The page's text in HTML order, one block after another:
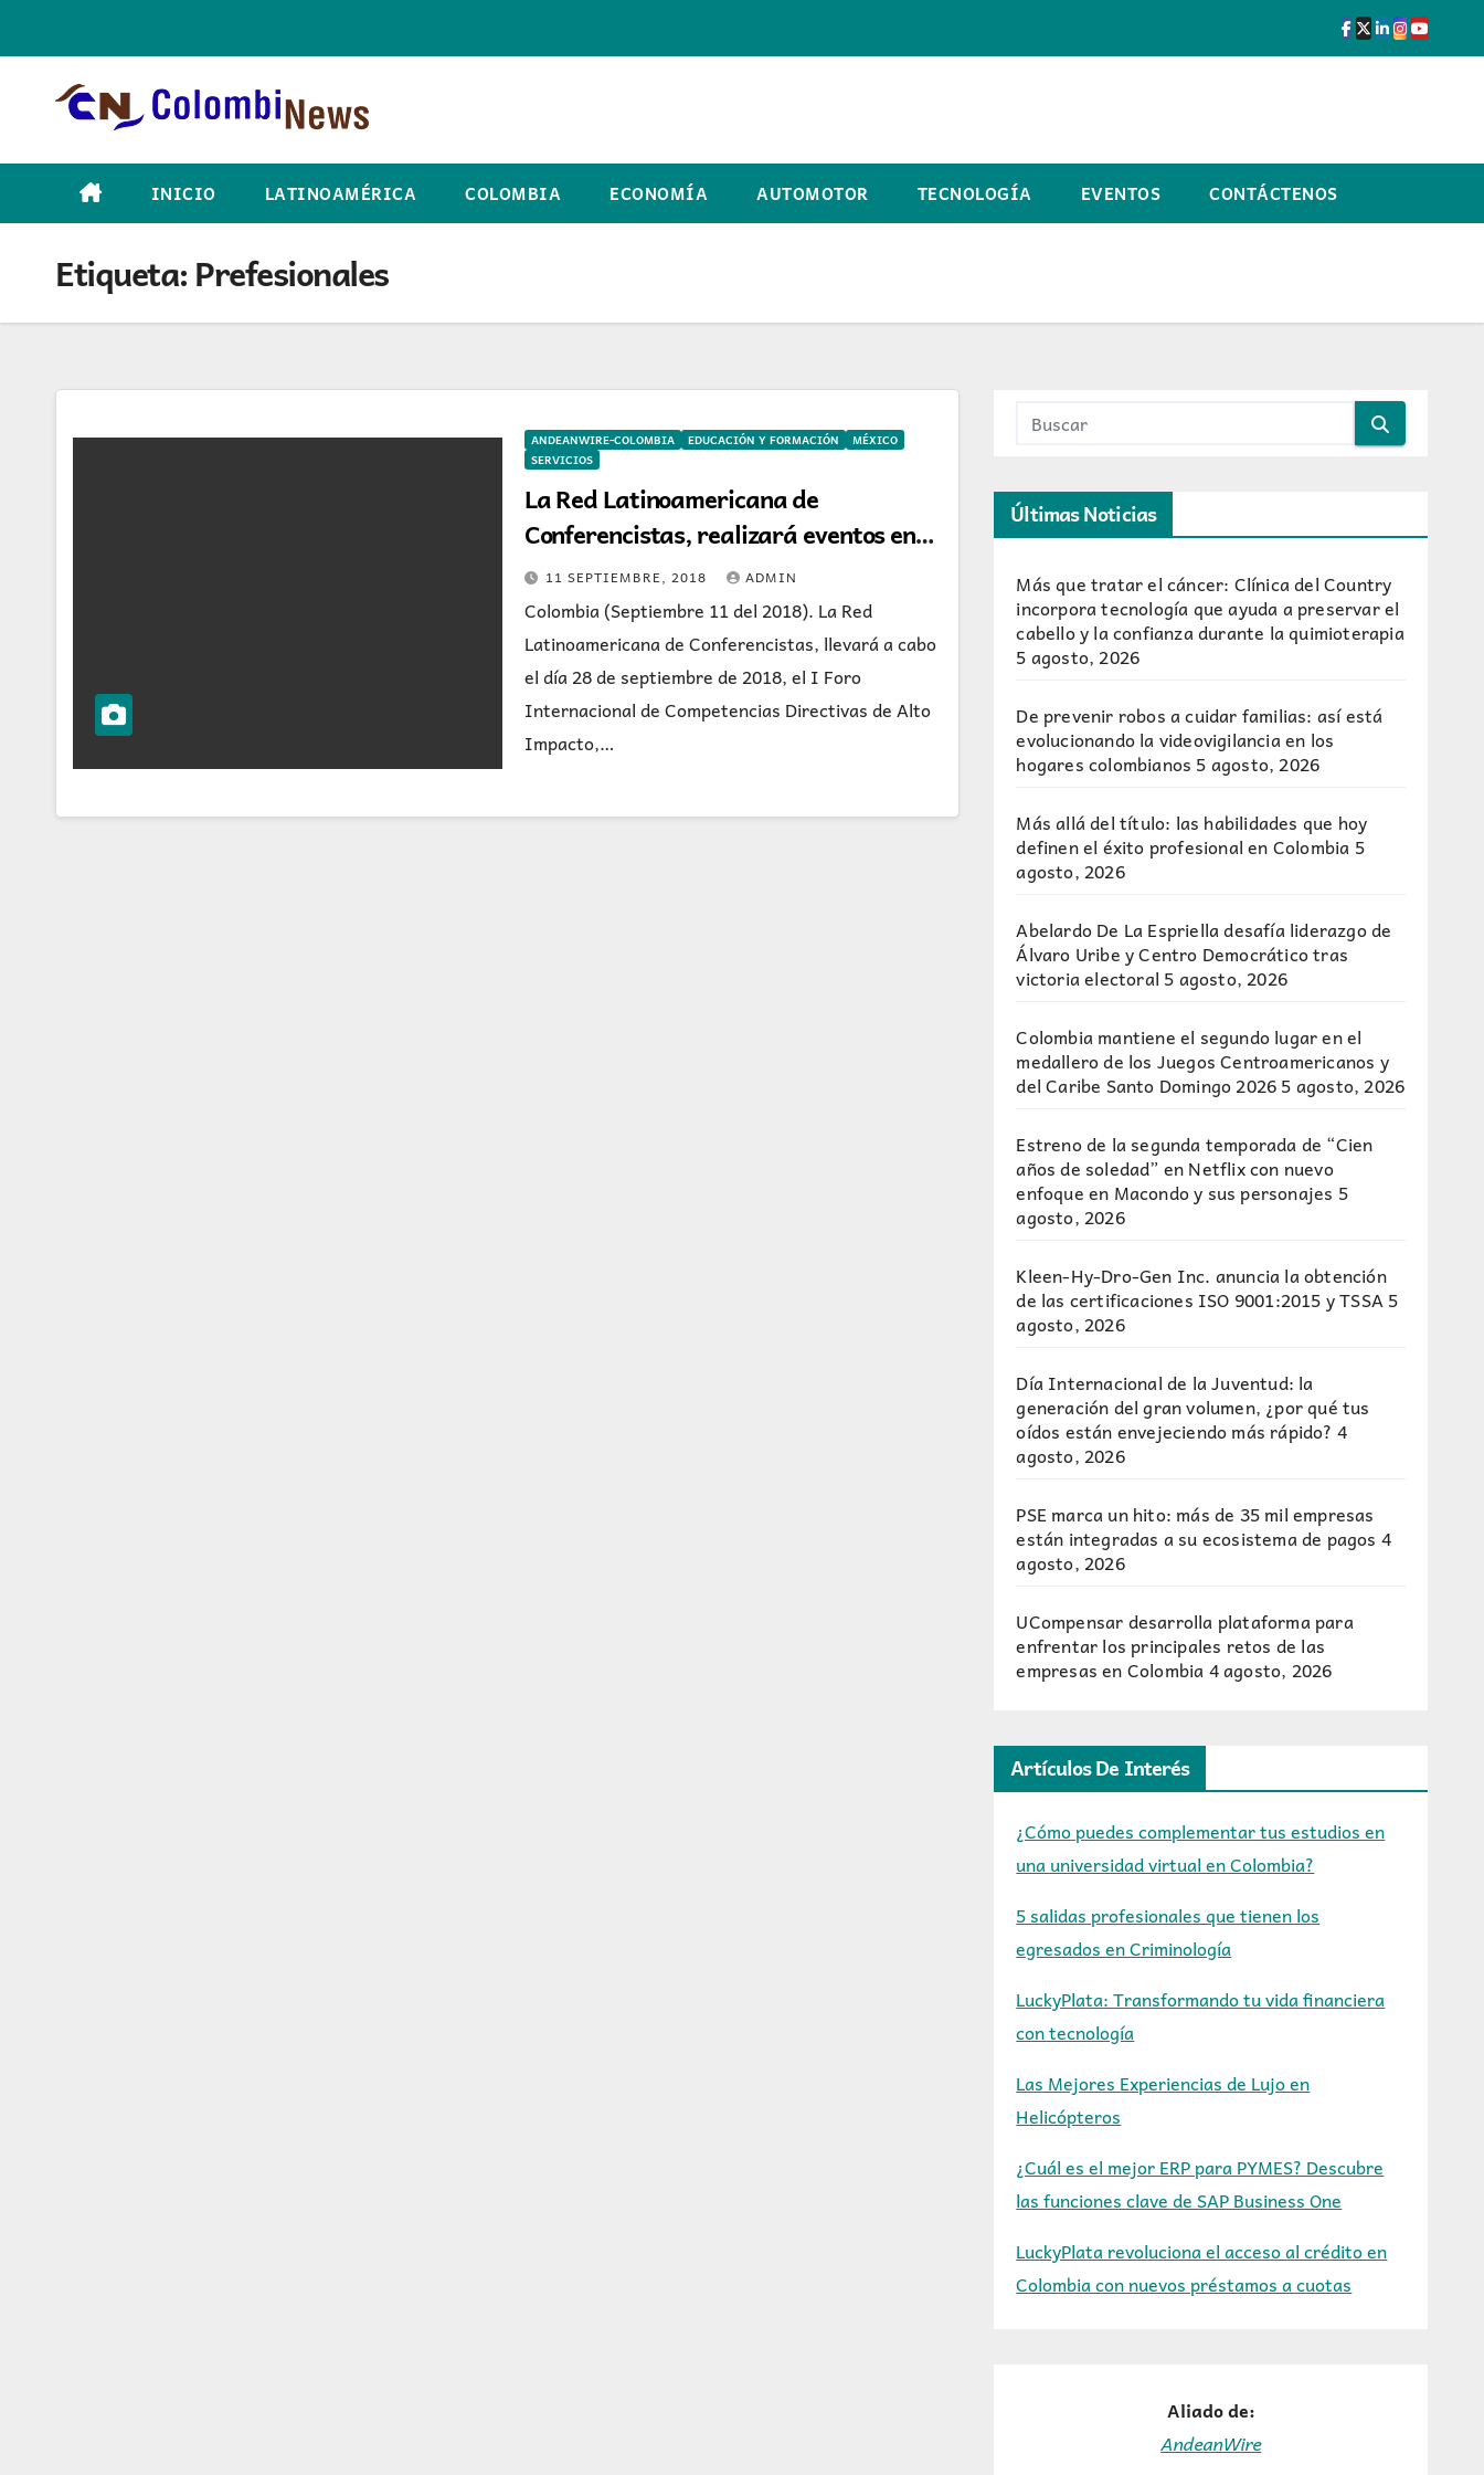
INICIO LATINOAMÉRICA COLOMBIA ECONOMÍA AUTOMOTOR TECNOLOGÍA EVENTOS CONTÁCTENOS
Etiqueta:Prefesionales
ANDEANWIRE-COLOMBIA EDUCACIÓN Y FORMACIÓN
MÉXICO
SERVICIOS
La Red Latinoamericana de
Conferencistas, realizará eventos en
Uruguay y México.
11 SEPTIEMBRE, 2018 ADMIN
Colombia (Septiembre 11 del 2018). La Red
Latinoamericana de Conferencistas, llevará a cabo
el día 28 de septiembre de 2018, el I Foro
Internacional de Competencias Directivas de Alto
Impacto,…
Últimas Noticias
Más que tratar el cáncer: Clínica del Country
incorpora tecnología que ayuda a preservar el
cabello y la confianza durante la quimioterapia
5 agosto, 2026
De prevenir robos a cuidar familias: así está
evolucionando la videovigilancia en los
hogares colombianos 5 agosto, 2026
Más allá del título: las habilidades que hoy
definen el éxito profesional en Colombia 5
agosto, 2026
Abelardo De La Espriella desafía liderazgo de
Álvaro Uribe y Centro Democrático tras
victoria electoral 5 agosto, 2026
Colombia mantiene el segundo lugar en el
medallero de los Juegos Centroamericanos y
del Caribe Santo Domingo 20265 agosto, 2026
Estreno de la segunda temporada de “Cien
años de soledad” en Netflix con nuevo
enfoque en Macondo y sus personajes 5
agosto, 2026
Kleen-Hy-Dro-Gen Inc. anuncia la obtención
de las certificaciones ISO 9001:2015 y TSSA5
agosto, 2026
Día Internacional de la Juventud: la
generación del gran volumen, ¿por qué tus
oídos están envejeciendo más rápido? 4
agosto, 2026
PSE marca un hito: más de 35 mil empresas
están integradas a su ecosistema de pagos 4
agosto, 2026
UCompensar desarrolla plataforma para
enfrentar los principales retos de las
empresas en Colombia4 agosto, 2026
Artículos De Interés
¿Cómo puedes complementar tus estudios en
una universidad virtual en Colombia?
5 salidas profesionales que tienen los
egresados en Criminología
LuckyPlata: Transformando tu vida financiera
con tecnología
Las Mejores Experiencias de Lujo en
Helicópteros
¿Cuál es el mejor ERP para PYMES? Descubre
las funciones clave de SAP Business One
LuckyPlata revoluciona el acceso al crédito en
Colombia con nuevos préstamos a cuotas
Aliado de:
AndeanWire